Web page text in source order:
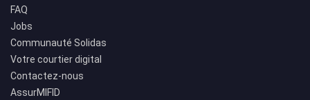
FAQ
Jobs
Communauté Solidas
Votre courtier digital
Contactez-nous
AssurMIFID